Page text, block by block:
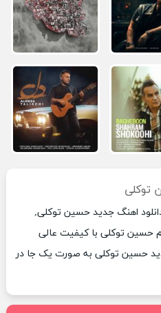
توکلی
اهنگ جدید حسین توکلی,
حسین توکلی با کیفیت عالی
حسین توکلی به صورت یک جا در